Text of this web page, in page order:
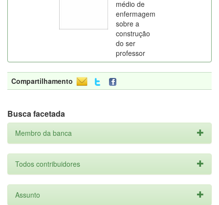
médio de
enfermagem
sobre a
construção
do ser
professor
Compartilhamento
Busca facetada
Membro da banca
Todos contribuidores
Assunto